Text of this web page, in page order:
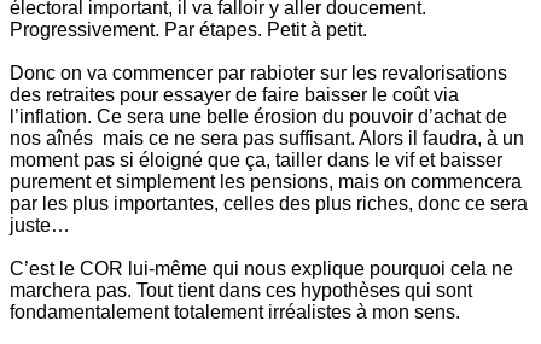
électoral important, il va falloir y aller doucement.
Progressivement. Par étapes. Petit à petit.
Donc on va commencer par rabioter sur les revalorisations
des retraites pour essayer de faire baisser le coût via
l’inflation. Ce sera une belle érosion du pouvoir d’achat de
nos aînés mais ce ne sera pas suffisant. Alors il faudra, à un
moment pas si éloigné que ça, tailler dans le vif et baisser
purement et simplement les pensions, mais on commencera
par les plus importantes, celles des plus riches, donc ce sera
juste…
C’est le COR lui-même qui nous explique pourquoi cela ne
marchera pas. Tout tient dans ces hypothèses qui sont
fondamentalement totalement irréalistes à mon sens.